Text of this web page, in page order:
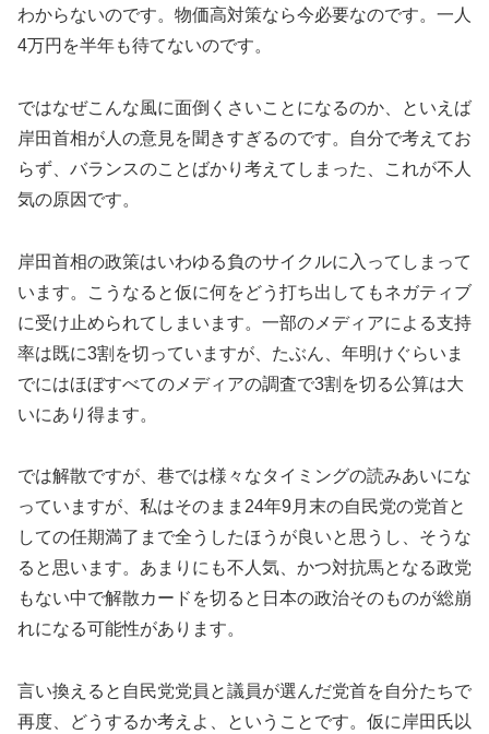
わからないのです。物価高対策なら今必要なのです。一人
4万円を半年も待てないのです。
ではなぜこんな風に面倒くさいことになるのか、といえば
岸田首相が人の意見を聞きすぎるのです。自分で考えてお
らず、バランスのことばかり考えてしまった、これが不人
気の原因です。
岸田首相の政策はいわゆる負のサイクルに入ってしまって
います。こうなると仮に何をどう打ち出してもネガティブ
に受け止められてしまいます。一部のメディアによる支持
率は既に3割を切っていますが、たぶん、年明けぐらいま
でにはほぼすべてのメディアの調査で3割を切る公算は大
いにあり得ます。
では解散ですが、巷では様々なタイミングの読みあいにな
っていますが、私はそのまま24年9月末の自民党の党首と
しての任期満了まで全うしたほうが良いと思うし、そうな
ると思います。あまりにも不人気、かつ対抗馬となる政党
もない中で解散カードを切ると日本の政治そのものが総崩
れになる可能性があります。
言い換えると自民党党員と議員が選んだ党首を自分たちで
再度、どうするか考えよ、ということです。仮に岸田氏以